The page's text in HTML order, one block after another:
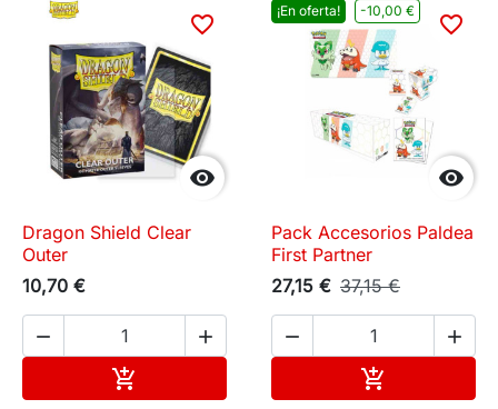

favorite_border
Dragon Shield Clear
Outer
10,70 €
 

¡En oferta! -10,00 €

favorite_border
Pack Accesorios Paldea
First Partner
27,15 € 37,15 €
 
